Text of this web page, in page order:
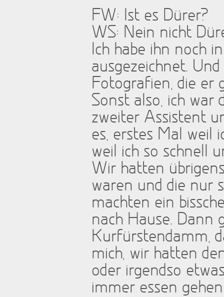
FW: Ist es Dürer?
WS: Nein nicht
Ich habe ihn noch
ausgezeichnet.
Fotografien, die er
Sonst also, ich war
zweiter Assistent
es, erstes Mal weil
weil ich so schnell
Wir hatten
waren und die nur
machten ein
nach Hause. Dann
Kurfürstendamm,
mich, wir hatten
oder irgendso
immer essen